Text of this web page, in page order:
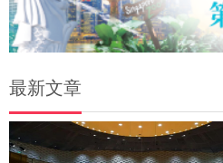
最新文章